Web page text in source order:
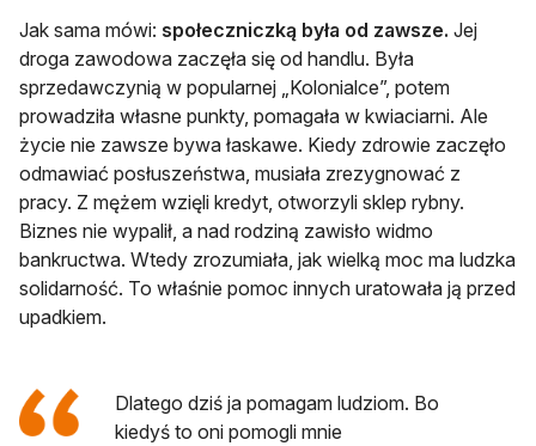
Jak sama mówi: społeczniczką była od zawsze. Jej
droga zawodowa zaczęła się od handlu. Była
sprzedawczynią w popularnej „Kolonialce”, potem
prowadziła własne punkty, pomagała w kwiaciarni. Ale
życie nie zawsze bywa łaskawe. Kiedy zdrowie zaczęło
odmawiać posłuszeństwa, musiała zrezygnować z
pracy. Z mężem wzięli kredyt, otworzyli sklep rybny.
Biznes nie wypalił, a nad rodziną zawisło widmo
bankructwa. Wtedy zrozumiała, jak wielką moc ma ludzka
solidarność. To właśnie pomoc innych uratowała ją przed
upadkiem.
Dlatego dziś ja pomagam ludziom. Bo
kiedyś to oni pomogli mnie